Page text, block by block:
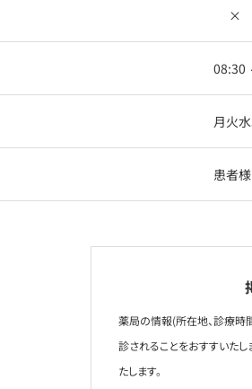
×
08:30
月火
患者様
薬局の情報(所在地、診療時
診されることをおすすいた
たします。